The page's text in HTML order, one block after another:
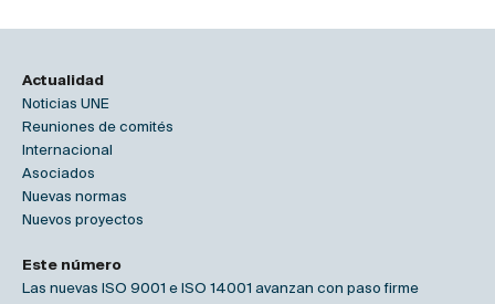
Actualidad
Noticias UNE
Reuniones de comités
Internacional
Asociados
Nuevas normas
Nuevos proyectos
Este número
Las nuevas ISO 9001 e ISO 14001 avanzan con paso firme